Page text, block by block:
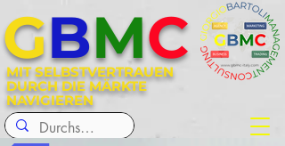
MIT SELBSTVERTRAUEN
DURCH DIE MÄRKTE
NAVIGIEREN
GBMC